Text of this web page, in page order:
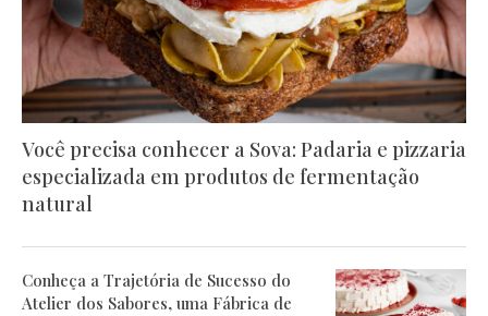
Você precisa conhecer a Sova: Padaria e pizzaria
especializada em produtos de fermentação
natural
Conheça a Trajetória de Sucesso do
Atelier dos Sabores, uma Fábrica de